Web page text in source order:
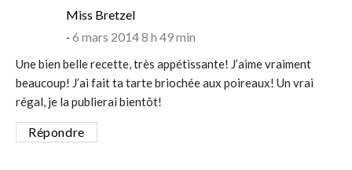
Miss Bretzelsays:
6 mars 2014 8 h 49 min
Une bien belle recette, très appétissante! J’aime vraiment
beaucoup! J’ai fait ta tarte briochée aux poireaux! Un vrai
régal, je la publierai bientôt!
Répondre